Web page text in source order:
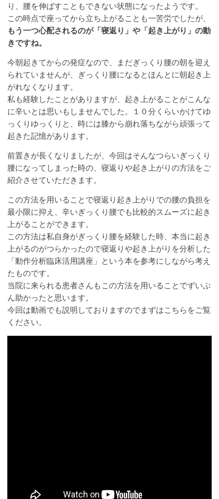
り、腰を伸ばすこともできない状態になったようです。
この時点で座ってから立ち上がることも一苦労でしたが、
もう一つ心配されるのが「寝返り」や「起き上がり」の動
きですね。
今朝起きてからの発症なので、まだぎっくり腰の朝を迎え
られていませんが、ぎっくり腰になるとほんとに朝起き上
がれなくなります。
私も経験したことがありますが、起き上がることがこんな
に辛いとは思いもしませんでした。１０分くらいかけてゆ
っくりゆっくりと、時には膝から崩れ落ちながら頑張って
起きた記憶があります。
前置きが長くなりましたが、今回はそんなつらいぎっくり
腰になってしまった時の、寝返りや起き上がりの方法をご
紹介させていただきます。
この方法を用いることで寝返り起き上がりでの腰の負担を
最小限に抑え、辛いぎっくり腰でも比較的スムーズに起き
上がることができます。
この方法は私自身がぎっくり腰を経験した時、本当に起き
上がるのがつらかったので寝返りや起き上がりを分析した
「動作分析臨床活用講座」という本を参考にしながら考え
たものです。
当院に来られる患者さんもこの方法を用いることでずいぶ
ん助かったと思います。
今回は動画でも説明しておりますのでまずはこちらをご覧
ください。